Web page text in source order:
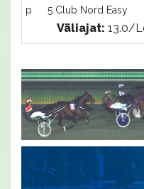
p
5 Club Nord Easy
Väliajat: 13.0/